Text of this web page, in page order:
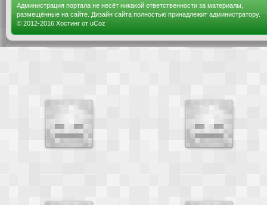
Администрация портала не несёт никакой ответственности за материалы,
размещённые на сайте. Дизайн сайта полностью принадлежит администратору.
© 2012-2016 Хостинг от uCoz